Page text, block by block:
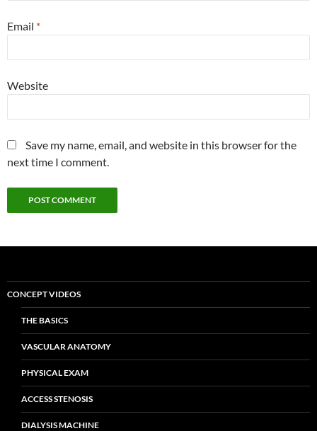
Email *
Website
Save my name, email, and website in this browser for the
next time I comment.
CONCEPT VIDEOS
THE BASICS
VASCULAR ANATOMY
PHYSICAL EXAM
ACCESS STENOSIS
DIALYSIS MACHINE